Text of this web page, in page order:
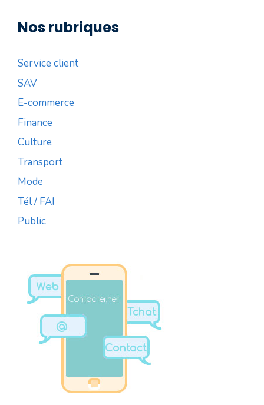
Nos rubriques
Service client
SAV
E-commerce
Finance
Culture
Transport
Mode
Tél / FAI
Public